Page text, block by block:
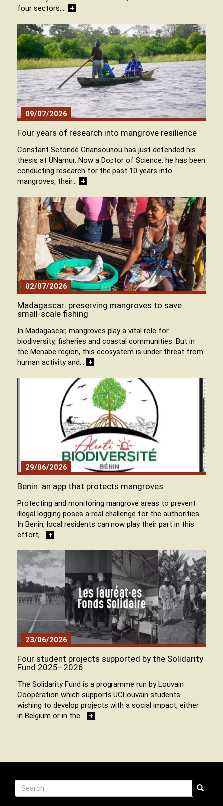
four sectors:… +
09/07/2026
Four years of research into mangrove resilience
Constant Setondé Gnansounou has just defended his
thesis at UNamur. Now a Doctor of Science, he has been
conducting research for the past 10 years into
mangroves, their… +
02/07/2026
Madagascar: preserving mangroves to save
small-scale fishing
In Madagascar, mangroves play a vital role for
biodiversity, fisheries and coastal communities. But in
the Menabe region, this ecosystem is under threat from
human activity and… +
29/06/2026
Benin: an app that protects mangroves
Protecting and monitoring mangrove areas to prevent
illegal logging poses a real challenge for the authorities.
In Benin, local residents can now play their part in this
effort,… +
23/06/2026
Four student projects supported by the Solidarity
Fund 2025–2026
The Solidarity Fund is a programme run by Louvain
Coopération which supports UCLouvain students
wishing to develop projects with a social impact, either
in Belgium or in the… +
Recherche
Search Search